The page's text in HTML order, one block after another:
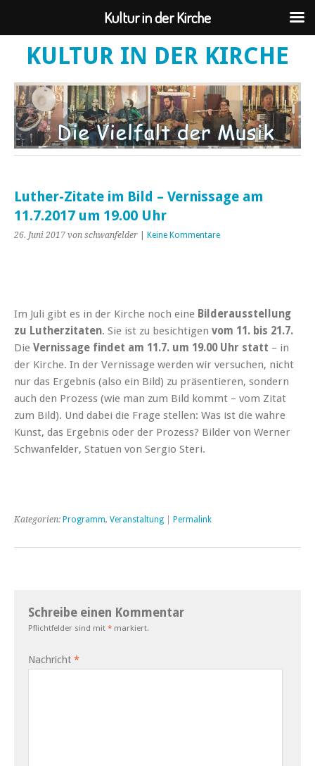
KULTUR IN DER KIRCHE
Luther-Zitate im Bild – Vernissage am
11.7.2017 um 19.00 Uhr
26. Juni 2017 von schwanfelder Keine Kommentare
Im Juli gibt es in der Kirche noch eine Bilderausstellung
zu Lutherzitaten. Sie ist zu besichtigen vom 11. bis 21.7.
Die Vernissage findet am 11.7. um 19.00 Uhr statt – in
der Kirche. In der Vernissage werden wir versuchen, nicht
nur das Ergebnis (also ein Bild) zu präsentieren, sondern
auch den Prozess (wie man zum Bild kommt – vom Zitat
zum Bild). Und dabei die Frage stellen: Was ist die wahre
Kunst, das Ergebnis oder der Prozess? Bilder von Werner
Schwanfelder, Statuen von Sergio Steri.
Kategorien: Programm, Veranstaltung Permalink
Schreibe einen Kommentar
Pflichtfelder sind mit * markiert.
Nachricht *
Kultur in der Kirche